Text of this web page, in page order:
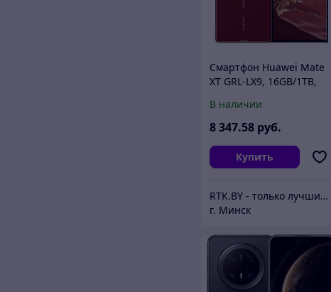
Смартфон Huawei Mate
XT GRL-LX9, 16GB/1TB,
В наличии
8 347.58 руб.
Купить
RTK.BY - только лучшие цены
г. Минск